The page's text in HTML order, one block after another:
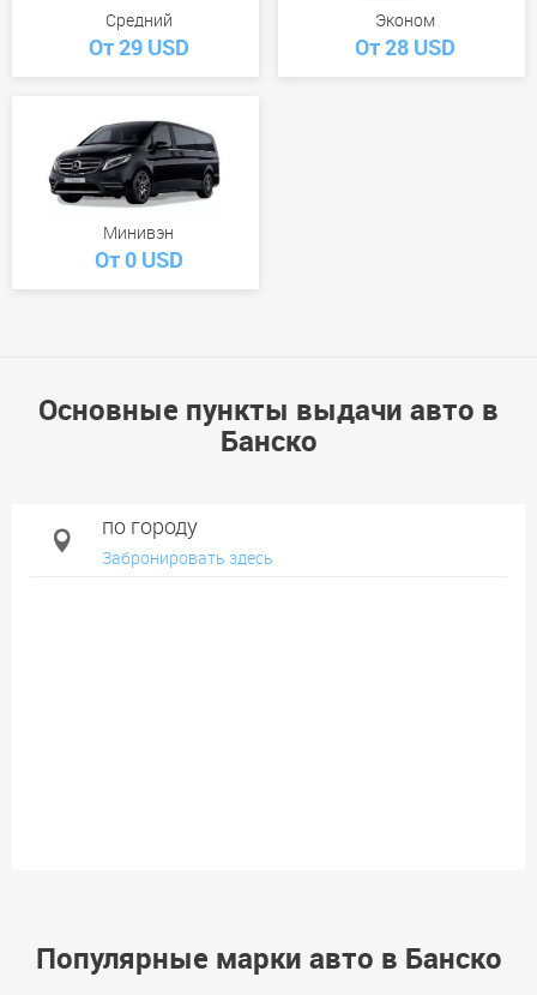
Средний
От 29 USD
Эконом
От 28 USD
Минивэн
От 0 USD
Основные пункты выдачи авто в
Банско
по городу
Забронировать здесь
Популярные марки авто в Банско